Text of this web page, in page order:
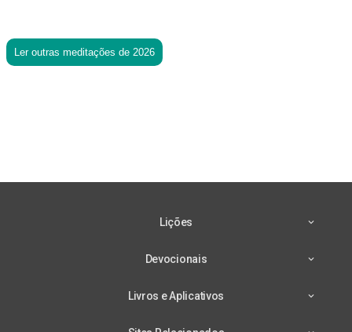
Ler outras meditações de 2026
Lições
Devocionais
Livros e Aplicativos